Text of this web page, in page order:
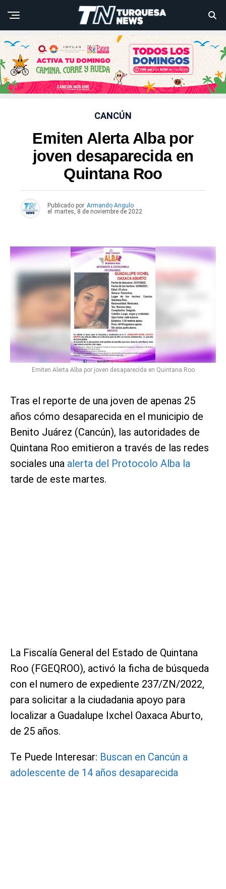
CANCÚN
Emiten Alerta Alba por
joven desaparecida en
Quintana Roo
Publicado por Armando Angulo
el
martes, 8 de noviembre de 2022
Emiten Alerta Alba por joven desaparecida en Quintana Roo
Tras el reporte de una joven de apenas 25
años cómo desaparecida en el municipio de
Benito Juárez (Cancún), las autoridades de
Quintana Roo emitieron a través de las redes
sociales una alerta del Protocolo Alba la
tarde de este martes.
La Fiscalía General del Estado de Quintana
Roo (FGEQROO), activó la ficha de búsqueda
con el numero de expediente 237/ZN/2022,
para solicitar a la ciudadania apoyo para
localizar a Guadalupe Ixchel Oaxaca Aburto,
de 25 años.
Te Puede Interesar: Buscan en Cancún a
adolescente de 14 años desaparecida